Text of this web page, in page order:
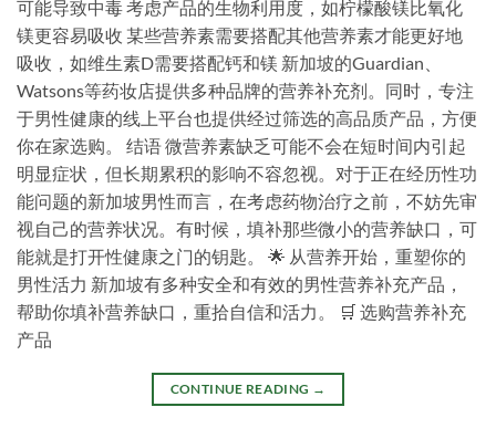
可能导致中毒 考虑产品的生物利用度，如柠檬酸镁比氧化
镁更容易吸收 某些营养素需要搭配其他营养素才能更好地
吸收，如维生素D需要搭配钙和镁 新加坡的Guardian、
Watsons等药妆店提供多种品牌的营养补充剂。同时，专注
于男性健康的线上平台也提供经过筛选的高品质产品，方便
你在家选购。 结语 微营养素缺乏可能不会在短时间内引起
明显症状，但长期累积的影响不容忽视。对于正在经历性功
能问题的新加坡男性而言，在考虑药物治疗之前，不妨先审
视自己的营养状况。有时候，填补那些微小的营养缺口，可
能就是打开性健康之门的钥匙。 🌟 从营养开始，重塑你的
男性活力 新加坡有多种安全和有效的男性营养补充产品，
帮助你填补营养缺口，重拾自信和活力。 🛒 选购营养补充
产品
CONTINUE READING →